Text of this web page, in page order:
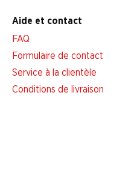
Aide et contact
FAQ
Formulaire de contact
Service à la clientèle
Conditions de livraison